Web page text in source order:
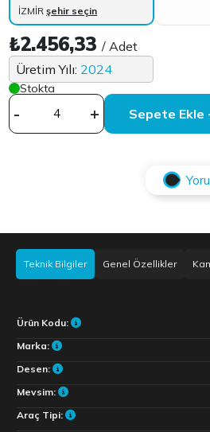
İZMİRşehir seçin
₺2.456,33/ Adet
Üretim Yılı: 2024
Stokta
- +
Teknik Bilgiler Genel Özellikler
Ürün Kodu:
Marka:
Desen:
Mevsim:
Araç Tipi: